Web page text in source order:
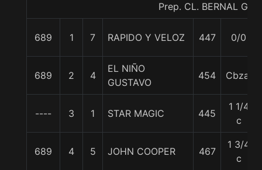
Prep. CL. BERNAL G.
689 1 7 RAPIDO Y VELOZ 447 0/0
689 2 4
EL NIÑO
GUSTAVO
454 Cbza.
---- 3 1 STAR MAGIC 445
1 1/4
c
689 4 5 JOHN COOPER 467
1 3/4
c